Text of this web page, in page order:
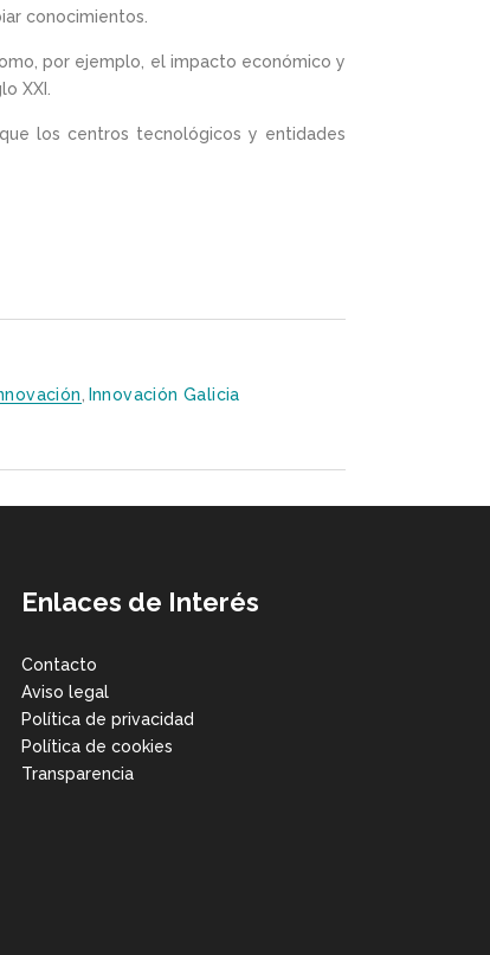
conocimientos.
por ejemplo, el impacto económico y
XXI.
los centros tecnológicos y entidades
Innovación Galicia
Enlaces de Interés
Contacto
Aviso legal
Política de privacidad
Política de cookies
Transparencia